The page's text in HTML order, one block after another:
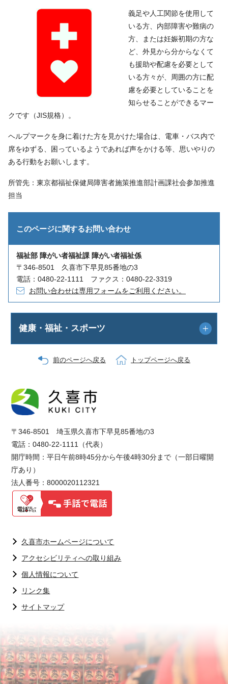
義足や人工関節を使用して
いる方、内部障害や難病の
方、または妊娠初期の方な
ど、外見から分からなくて
も援助や配慮を必要として
いる方々が、周囲の方に配
慮を必要としていることを
知らせることができるマー
クです（JIS規格）。
ヘルプマークを身に着けた方を見かけた場合は、電車・バス内で
席をゆずる、困っているようであれば声をかける等、思いやりの
ある行動をお願いします。
所管先：東京都福祉保健局障害者施策推進部計画課社会参加推進
担当
このページに関するお問い合わせ
福祉部 障がい者福祉課 障がい者福祉係
〒346-8501 久喜市下早見85番地の3
電話：0480-22-1111 ファクス：0480-22-3319
お問い合わせは専用フォームをご利用ください。
健康・福祉・スポーツ
前のページへ戻る トップページへ戻る
〒346-8501 埼玉県久喜市下早見85番地の3
電話：0480-22-1111（代表）
開庁時間：平日午前8時45分から午後4時30分まで（一部日曜開
庁あり）
法人番号：8000020112321
久喜市ホームページについて
アクセシビリティへの取り組み
個人情報について
リンク集
サイトマップ